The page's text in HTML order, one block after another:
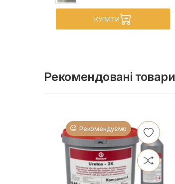
КУПИТИ
Рекомендовані товари
Рекомендуємо